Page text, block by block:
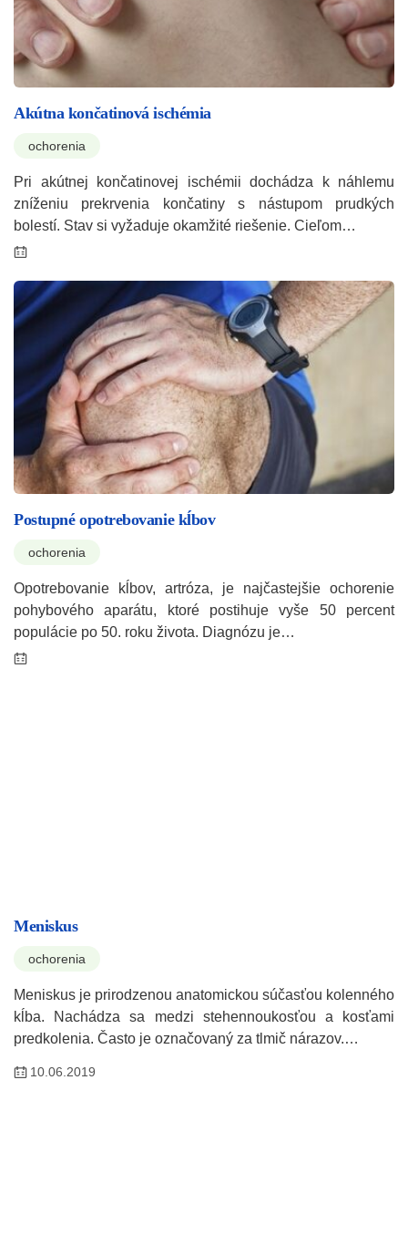
Akútna končatinová ischémia
ochorenia
Pri akútnej končatinovej ischémii dochádza k náhlemu
zníženiu prekrvenia končatiny s nástupom prudkých
bolestí. Stav si vyžaduje okamžité riešenie. Cieľom…
Postupné opotrebovanie kĺbov
ochorenia
Opotrebovanie kĺbov, artróza, je najčastejšie ochorenie
pohybového aparátu, ktoré postihuje vyše 50 percent
populácie po 50. roku života. Diagnózu je…
Meniskus
ochorenia
Meniskus je prirodzenou anatomickou súčasťou kolenného
kĺba. Nachádza sa medzi stehennoukosťou a kosťami
predkolenia. Často je označovaný za tlmič nárazov.…
10.06.2019